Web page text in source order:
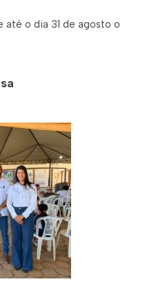
até o dia 31 de agosto o